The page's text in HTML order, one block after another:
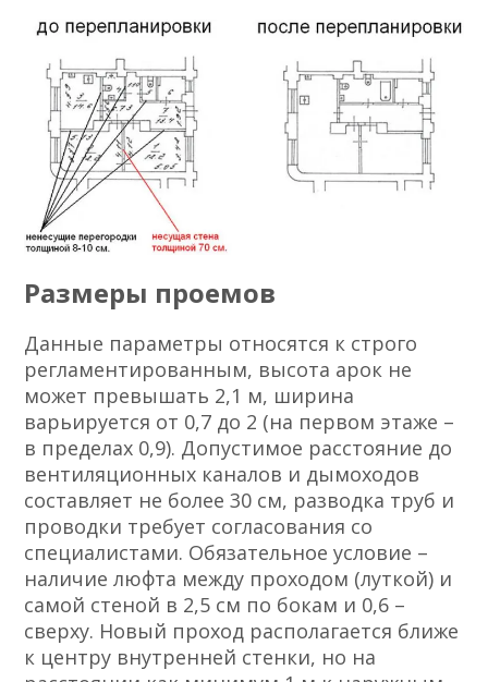
Размеры проемов
Данные параметры относятся к строго
регламентированным, высота арок не
может превышать 2,1 м, ширина
варьируется от 0,7 до 2 (на первом этаже –
в пределах 0,9). Допустимое расстояние до
вентиляционных каналов и дымоходов
составляет не более 30 см, разводка труб и
проводки требует согласования со
специалистами. Обязательное условие –
наличие люфта между проходом (луткой) и
самой стеной в 2,5 см по бокам и 0,6 –
сверху. Новый проход располагается ближе
к центру внутренней стенки, но на